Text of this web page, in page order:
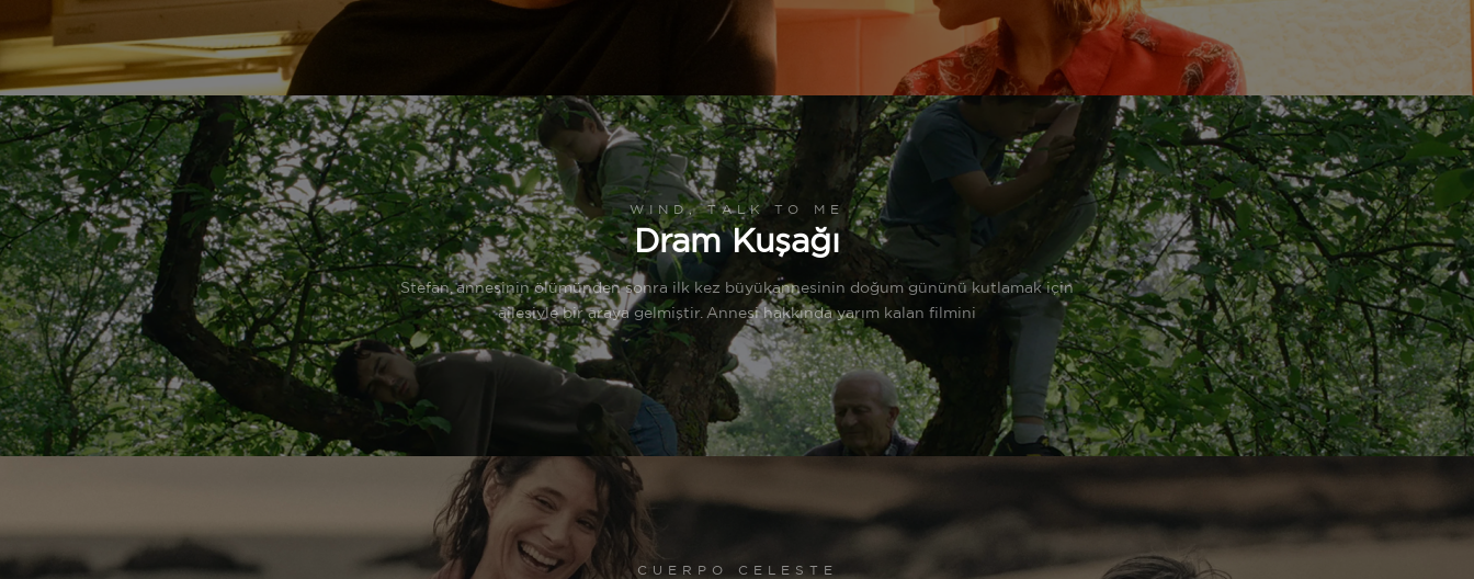
WIND, TALK TO ME
Dram Kuşağı
Stefan, annesinin ölümünden sonra ilk kez büyükannesinin doğum gününü kutlamak için
ailesiyle bir araya gelmiştir. Annesi hakkında yarım kalan filmini
CUERPO CELESTE